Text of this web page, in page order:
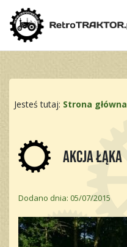
Jesteś tutaj: Strona główna
Akcja łąka
Dodano dnia: 05/07/2015